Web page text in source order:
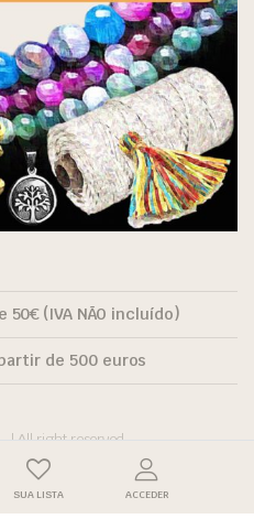
50€ (IVA NÃO incluído)
de 500 euros
| All right reserved.
SUA LISTA ACCEDER